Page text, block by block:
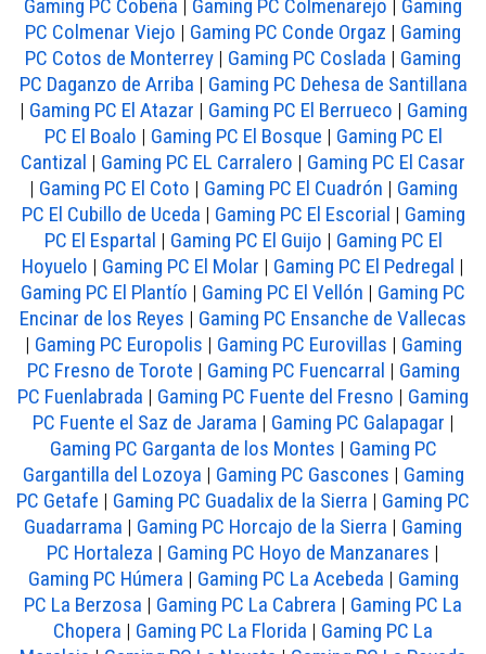
Gaming PC Cobeña Gaming PC Colmenarejo
Gaming
PC Colmenar Viejo | Gaming PC Conde Orgaz | Gaming
PC Cotos de Monterrey | Gaming PC Coslada | Gaming
PC Daganzo de Arriba | Gaming PC Dehesa de Santillana
| Gaming PC El Atazar | Gaming PC El Berrueco | Gaming
PC El Boalo | Gaming PC El Bosque | Gaming PC El
Cantizal | Gaming PC EL Carralero | Gaming PC El Casar
| Gaming PC El Coto | Gaming PC El Cuadrón | Gaming
PC El Cubillo de Uceda | Gaming PC El Escorial | Gaming
PC El Espartal | Gaming PC El Guijo | Gaming PC El
Hoyuelo | Gaming PC El Molar | Gaming PC El Pedregal |
Gaming PC El Plantío | Gaming PC El Vellón | Gaming PC
Encinar de los Reyes | Gaming PC Ensanche de Vallecas
| Gaming PC Europolis | Gaming PC Eurovillas | Gaming
PC Fresno de Torote | Gaming PC Fuencarral | Gaming
PC Fuenlabrada | Gaming PC Fuente del Fresno | Gaming
PC Fuente el Saz de Jarama | Gaming PC Galapagar |
Gaming PC Garganta de los Montes | Gaming PC
Gargantilla del Lozoya | Gaming PC Gascones | Gaming
PC Getafe | Gaming PC Guadalix de la Sierra | Gaming PC
Guadarrama | Gaming PC Horcajo de la Sierra | Gaming
PC Hortaleza | Gaming PC Hoyo de Manzanares |
Gaming PC Húmera | Gaming PC La Acebeda | Gaming
PC La Berzosa | Gaming PC La Cabrera | Gaming PC La
Chopera | Gaming PC La Florida | Gaming PC La